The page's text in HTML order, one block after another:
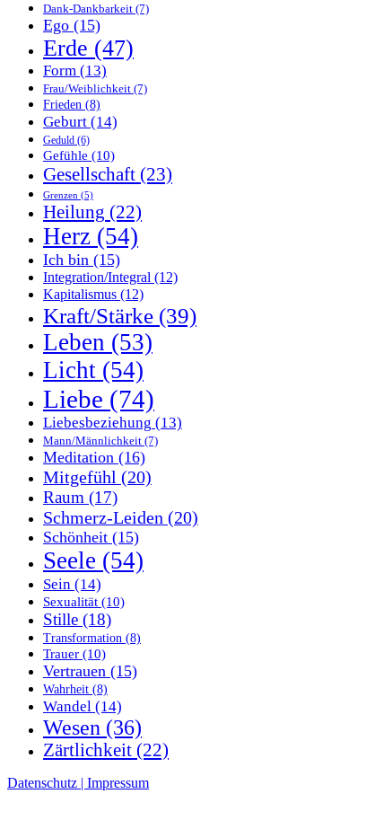
Dank-Dankbarkeit (7)
Ego (15)
Erde (47)
Form (13)
Frau/Weiblichkeit (7)
Frieden (8)
Geburt (14)
Geduld (6)
Gefühle (10)
Gesellschaft (23)
Grenzen (5)
Heilung (22)
Herz (54)
Ich bin (15)
Integration/Integral (12)
Kapitalismus (12)
Kraft/Stärke (39)
Leben (53)
Licht (54)
Liebe (74)
Liebesbeziehung (13)
Mann/Männlichkeit (7)
Meditation (16)
Mitgefühl (20)
Raum (17)
Schmerz-Leiden (20)
Schönheit (15)
Seele (54)
Sein (14)
Sexualität (10)
Stille (18)
Transformation (8)
Trauer (10)
Vertrauen (15)
Wahrheit (8)
Wandel (14)
Wesen (36)
Zärtlichkeit (22)
Datenschutz | Impressum